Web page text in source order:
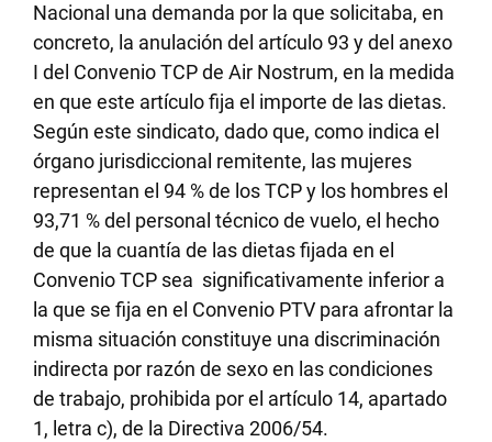
Nacional una demanda por la que solicitaba, en
concreto, la anulación del artículo 93 y del anexo
I del Convenio TCP de Air Nostrum, en la medida
en que este artículo fija el importe de las dietas.
Según este sindicato, dado que, como indica el
órgano jurisdiccional remitente, las mujeres
representan el 94 % de los TCP y los hombres el
93,71 % del personal técnico de vuelo, el hecho
de que la cuantía de las dietas fijada en el
Convenio TCP sea significativamente inferior a
la que se fija en el Convenio PTV para afrontar la
misma situación constituye una discriminación
indirecta por razón de sexo en las condiciones
de trabajo, prohibida por el artículo 14, apartado
1, letra c), de la Directiva 2006/54.